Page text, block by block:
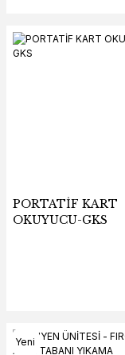
PORTATİF KART
OKUYUCU-GKS
Yeni